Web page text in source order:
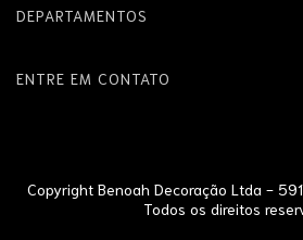
DEPARTAMENTOS
ENTRE EM CONTATO
Copyright Benoah Decoração Ltda -
Todos os direitos